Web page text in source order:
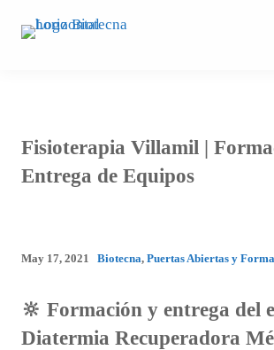
Fisioterapia Villamil |
Entrega de Equipos
May 17, 2021 Biotecna, Puertas Abiertas y
🔆 Formación y entrega del
Diatermia Recuperadora